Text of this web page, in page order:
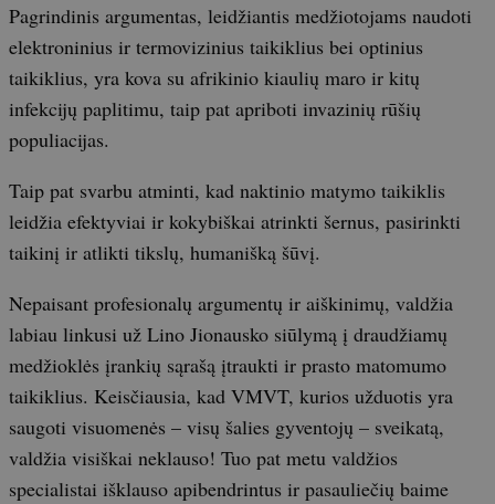
Pagrindinis argumentas, leidžiantis medžiotojams naudoti
elektroninius ir termovizinius taikiklius bei optinius
taikiklius, yra kova su afrikinio kiaulių maro ir kitų
infekcijų paplitimu, taip pat apriboti invazinių rūšių
populiacijas.
Taip pat svarbu atminti, kad naktinio matymo taikiklis
leidžia efektyviai ir kokybiškai atrinkti šernus, pasirinkti
taikinį ir atlikti tikslų, humanišką šūvį.
Nepaisant profesionalų argumentų ir aiškinimų, valdžia
labiau linkusi už Lino Jionausko siūlymą į draudžiamų
medžioklės įrankių sąrašą įtraukti ir prasto matomumo
taikiklius. Keisčiausia, kad VMVT, kurios užduotis yra
saugoti visuomenės – visų šalies gyventojų – sveikatą,
valdžia visiškai neklauso! Tuo pat metu valdžios
specialistai išklauso apibendrintus ir pasauliečių baime